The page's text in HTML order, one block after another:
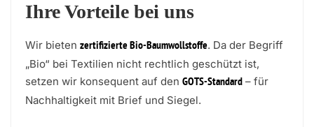
Ihre Vorteile bei uns
Wir bieten zertifizierte Bio-Baumwollstoffe. Da der Begriff
„Bio“ bei Textilien nicht rechtlich geschützt ist,
setzen wir konsequent auf den GOTS-Standard – für
Nachhaltigkeit mit Brief und Siegel.